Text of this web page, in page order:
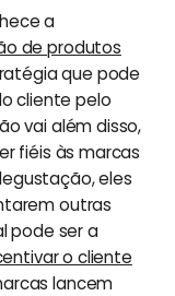
a
de produtos
que pode
cliente pelo
vai além disso,
fiéis às marcas
eles
outras
pode ser a
o cliente
lancem